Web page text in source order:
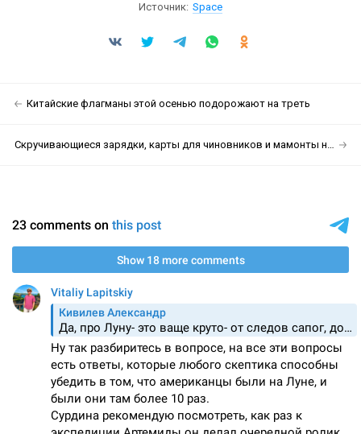
Источник: Space
Китайские флагманы этой осенью подорожают на треть
Скручивающиеся зарядки, карты для чиновников и мамонты на панорамах «2ГИС»: дайджест российских компаний